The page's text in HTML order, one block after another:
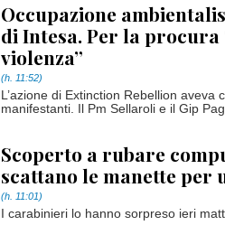
Occupazione
di Intesa. Per la procura
violenza”
(h. 11:52)
L’azione di Extinction Rebellion
manifestanti. Il Pm Sellaroli e il Gip
Scoperto a rubare
scattano le manette per
(h. 11:01)
I carabinieri lo hanno sorpreso ieri